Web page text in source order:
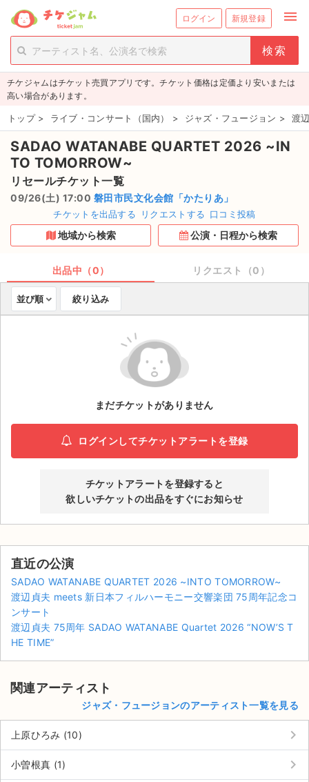
ログイン 新規登録 menu
person_add 新規会員登録
チケットを探す
新着チケット
値下げしたチケット
都道府県からチケットを探す
もうすぐ開催のチケット
チケットのリクエスト一覧
取扱チケット
ライブ・コンサート（国内）
ライブ・コンサート（海外）
演劇・ミュージカル
ご利用ガイド
ご利用ガイド
手数料・お支払い方法
よくある質問
お知らせ
チケジャムはチケット売買アプリです。チケット価格は定価より安いまたは
高い場合があります。
トップ > ライブ・コンサート（国内） > ジャズ・フュージョン > 渡
SADAO WATANABE QUARTET 2026 ~IN
TO TOMORROW~
リセールチケット一覧
09/26(土) 17:00 磐田市民文化会館「かたりあ」
チケットを出品する リクエストする 口コミ投稿
地域から検索 公演・日程から検索
出品中（0） リクエスト（0）
並び順 絞り込み
まだチケットがありません
ログインしてチケットアラートを登録
チケットアラートを登録すると
欲しいチケットの出品をすぐにお知らせ
直近の公演
SADAO WATANABE QUARTET 2026 ~INTO TOMORROW~
渡辺貞夫 meets 新日本フィルハーモニー交響楽団 75周年記念コ
ンサート
渡辺貞夫 75周年 SADAO WATANABE Quartet 2026 “NOW’S T
HE TIME”
関連アーティスト
ジャズ・フュージョンのアーティスト一覧を見る
上原ひろみ (10) keyboard_arrow_right
小曽根真 (1) keyboard_arrow_right